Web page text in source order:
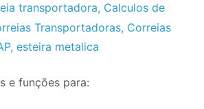
transportadora, Calculos de
Transportadoras, Correias
, esteira metalica
e funções para: